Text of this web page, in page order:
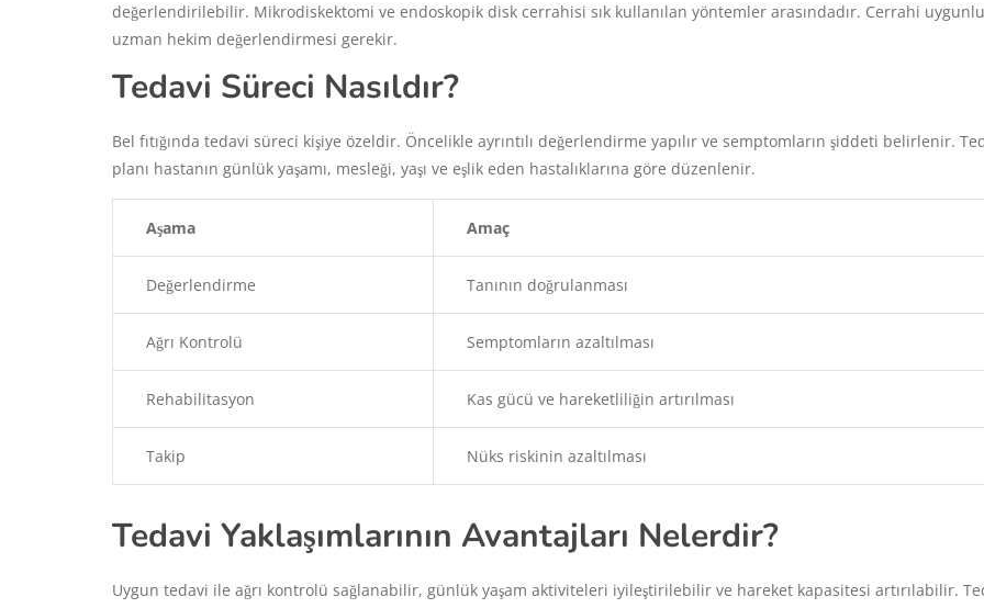
değerlendirilebilir. Mikrodiskektomi ve endoskopik disk cerrahisi sık kullanılan yöntemler arasındadır. Cerrahi
uzman hekim değerlendirmesi gerekir.
Tedavi Süreci Nasıldır?
Bel fıtığında tedavi süreci kişiye özeldir. Öncelikle ayrıntılı değerlendirme yapılır ve semptomların şiddeti belirlenir.
planı hastanın günlük yaşamı, mesleği, yaşı ve eşlik eden hastalıklarına göre düzenlenir.
Aşama Amaç
Değerlendirme Tanının doğrulanması
Ağrı Kontrolü Semptomların azaltılması
Rehabilitasyon Kas gücü ve hareketliliğin artırılması
Takip Nüks riskinin azaltılması
Tedavi Yaklaşımlarının Avantajları Nelerdir?
Uygun tedavi ile ağrı kontrolü sağlanabilir, günlük yaşam aktiviteleri iyileştirilebilir ve hareket kapasitesi artırılabilir.